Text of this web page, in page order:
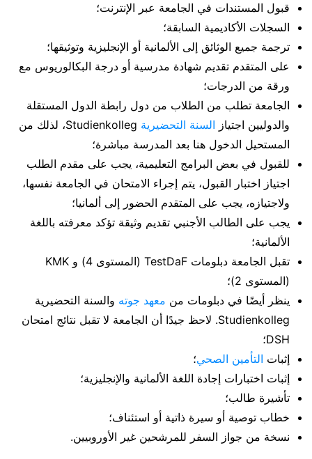
قبول المستندات في الجامعة عبر الإنترنت؛
السجلات الأكاديمية السابقة؛
ترجمة جميع الوثائق إلى الألمانية أو الإنجليزية وتوثيقها؛
على المتقدم تقديم شهادة مدرسية أو درجة البكالوريوس مع
ورقة من الدرجات؛
الجامعة تطلب من الطلاب من دول رابطة الدول المستقلة
والدوليين اجتياز السنة التحضيرية
Studienkolleg، لذلك من
المستحيل الدخول هنا بعد المدرسة مباشرة؛
للقبول في بعض البرامج التعليمية، يجب على مقدم الطلب
اجتياز اختبار القبول، يتم إجراء الامتحان في الجامعة نفسها،
ولاجتيازه، يجب على المتقدم الحضور إلى ألمانيا؛
يجب على الطالب الأجنبي تقديم وثيقة تؤكد معرفته باللغة
الألمانية؛
تقبل الجامعة دبلومات TestDaF (المستوى 4) و KMK
(المستوى 2)؛
ينظر أيضًا في دبلومات من معهد جوته والسنة التحضيرية
Studienkolleg. لاحظ جيدًا أن الجامعة لا تقبل نتائج امتحان
DSH؛
إثبات التأمين الصحي؛
إثبات اختبارات إجادة اللغة الألمانية والإنجليزية؛
تأشيرة طالب؛
خطاب توصية أو سيرة ذاتية أو استئناف؛
نسخة من جواز السفر للمرشحين غير الأوروبيين.